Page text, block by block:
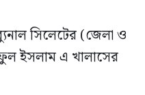
সিলেটের (জেলা ও
ইসলাম এ খালাসের